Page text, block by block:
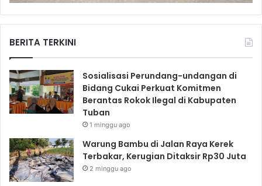
BERITA TERKINI
Sosialisasi Perundang-undangan di
Bidang Cukai Perkuat Komitmen
Berantas Rokok Ilegal di Kabupaten
Tuban
1 minggu ago
Warung Bambu di Jalan Raya Kerek
Terbakar, Kerugian Ditaksir Rp30 Juta
2 minggu ago